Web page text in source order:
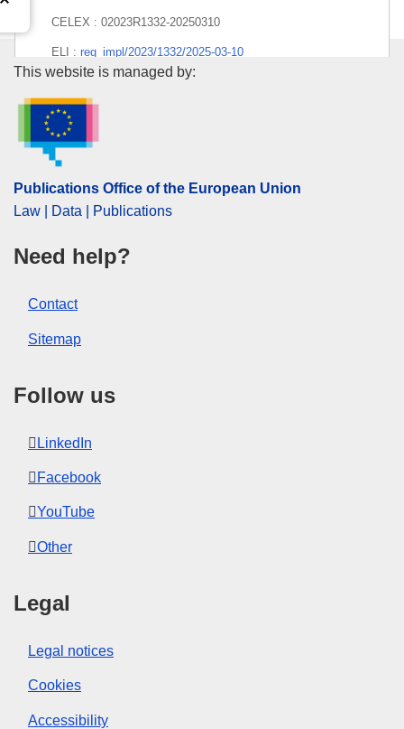
CELEX : 02023R1332-20250310
ELI : reg_impl/2023/1332/2025-03-10
EDITION : 6e133506-045c-11f0-9503-01aa75ed71a1
Publications Office of the
This website is managed by:
Publications Office of the European Union
Law | Data | Publications
Need help?
Contact
Sitemap
Follow us
LinkedIn
Facebook
YouTube
Other
Legal
Legal notices
Cookies
Accessibility